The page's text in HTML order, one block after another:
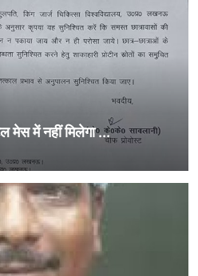
मेस में नहीं मिलेगा ...